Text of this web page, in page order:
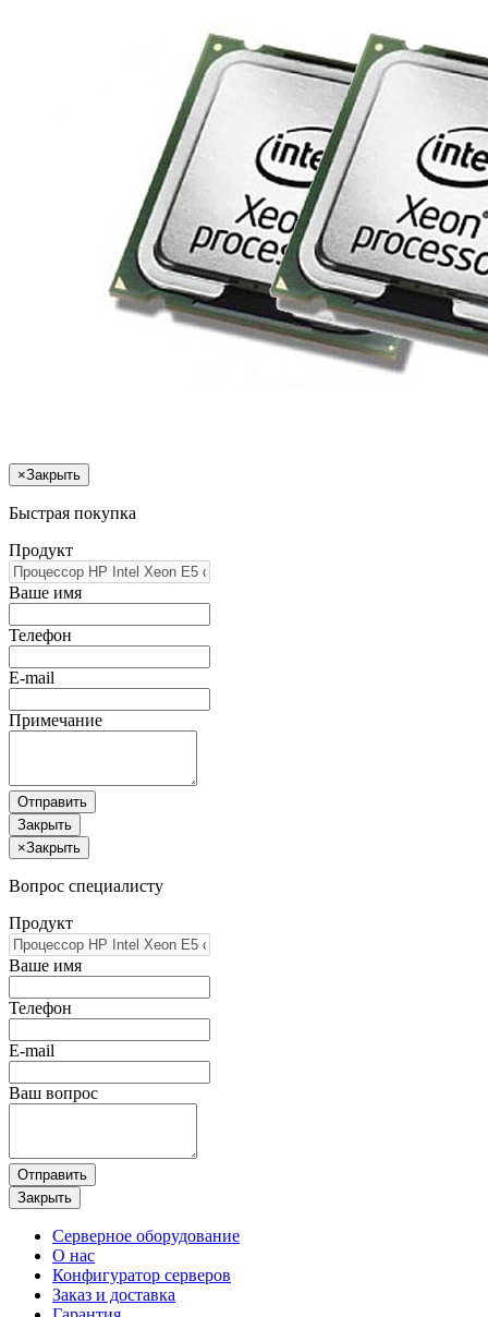
×Закрыть
Быстрая покупка
Продукт
Ваше имя
Телефон
E-mail
Примечание
Отправить
Закрыть
×Закрыть
Вопрос специалисту
Продукт
Ваше имя
Телефон
E-mail
Ваш вопрос
Отправить
Закрыть
Серверное оборудование
О нас
Конфигуратор серверов
Заказ и доставка